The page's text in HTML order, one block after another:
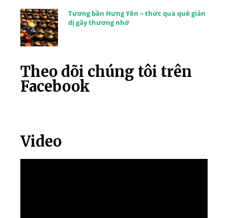
Tương bần Hưng Yên – thức quà quê giản
dị gây thương nhớ
Theo dõi chúng tôi trên
Facebook
Video